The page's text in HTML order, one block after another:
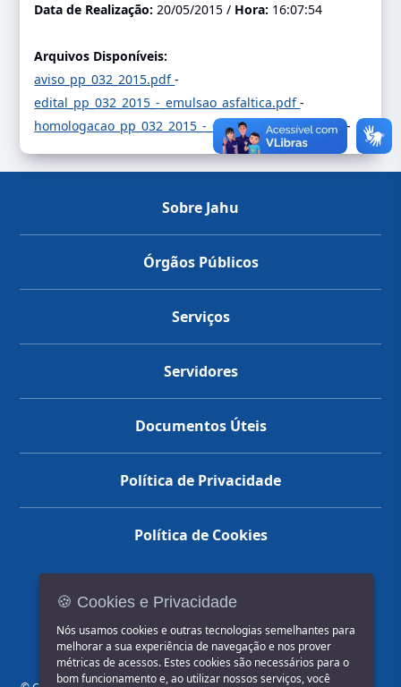
Data de Realização:20/05/2015 / Hora: 16:07:54
Arquivos Disponíveis:
aviso_pp_032_2015.pdf-
edital_pp_032_2015_-_emulsao_asfaltica.pdf-
homologacao_pp_032_2015_-_emulsao_asfaltica.pdf-
Sobre Jahu
Órgãos Públicos
Serviços
Servidores
Documentos Úteis
Política de Privacidade
Política de Cookies
🍪 Cookies e Privacidade
Nós usamos cookies e outras tecnologias semelhantes para
melhorar a sua experiência de navegação e nos prover
métricas de acessos. Estes cookies são necessários para o
bom funcionamento e, ao utilizar nossos serviços, você